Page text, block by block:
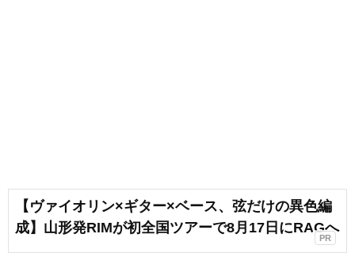
【ヴァイオリン×ギター×ベース、弦だけの異色編
成】山形発RIMが初全国ツアーで8月17日にRAGへ
PR